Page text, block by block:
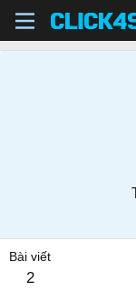
Bài viết
2